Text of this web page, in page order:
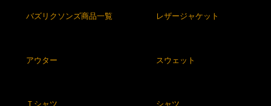
バズリクソンズ商品一覧 レザージャケット
アウター スウェット
Ｔシャツ シャツ